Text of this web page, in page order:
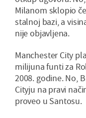
Milanom sklopio
stalnoj bazi, a
nije objavljena.
Manchester City
milijuna funti za
2008. godine. No,
Cityju na pravi
proveo u Santosu.